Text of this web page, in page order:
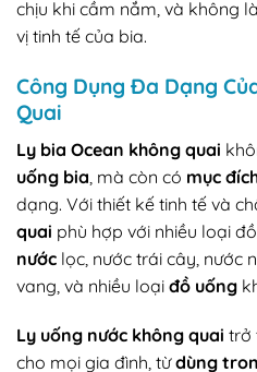
chịu khi cầm nắm, và không
vị tinh tế của bia.
Công Dụng Đa Dạng
Quai
Ly bia Ocean không quai
uống bia , mà còn có mục
dạng. Với thiết kế tinh tế và
quai phù hợp với nhiều loại
nước lọc, nước trái cây, nước
vang, và nhiều loại đồ uống
Ly uống nước không quai trở
cho mọi gia đình, từdùng